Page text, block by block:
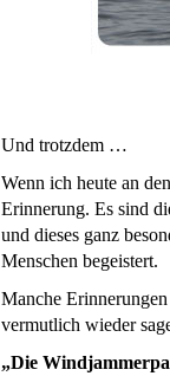
Und trotzdem …
Wenn ich heute an
Erinnerung. Es sind
und dieses ganz
Menschen begeistert.
Manche
vermutlich wieder
„Die